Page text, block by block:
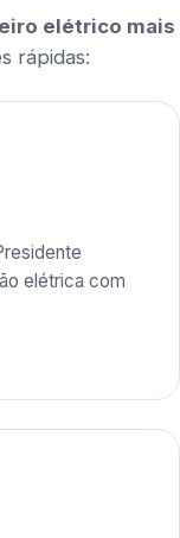
elétrico mais
rápidas:
elétrica com